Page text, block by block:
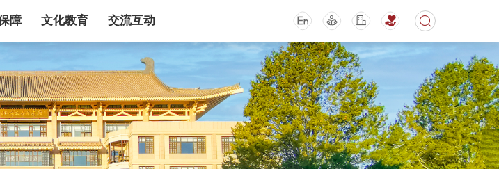
障 文化教育 交流互动